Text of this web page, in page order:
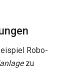
Robo-
zu